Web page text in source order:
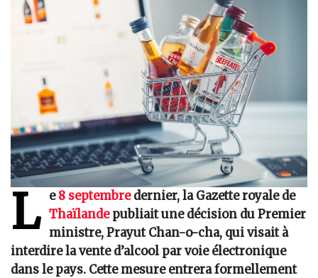
L e8 septembredernier, la Gazette royale de
Thaïlandepubliait une décision du Premier
ministre, Prayut Chan-o-cha, qui visait à
interdire la vente d’alcool par voie électronique
dans le pays. Cette mesure entrera formellement